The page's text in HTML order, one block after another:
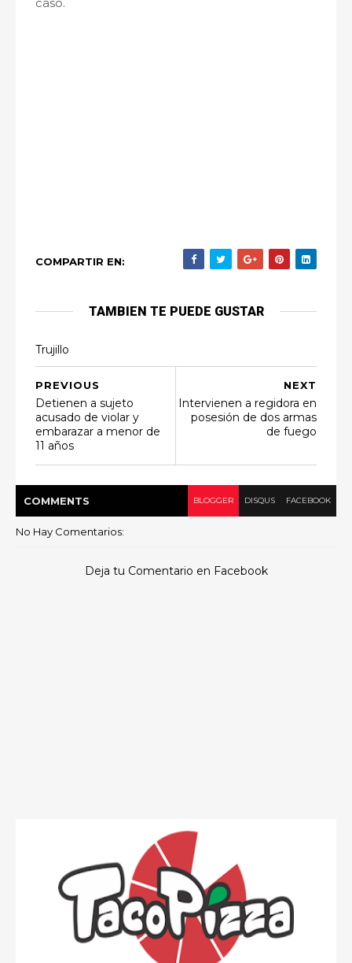
COMPARTIR EN:
TAMBIEN TE PUEDE GUSTAR
Trujillo
NEXT
Intervienen a regidora en
posesión de dos armas
de fuego
PREVIOUS
Detienen a sujeto
acusado de violar y
embarazar a menor de
11 años
COMMENTS BLOGGER DISQUS FACEBOOK
No Hay Comentarios:
Deja tu Comentario en Facebook